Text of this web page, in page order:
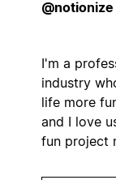
@notionize
I'm a
industry
life more
and I love
fun project